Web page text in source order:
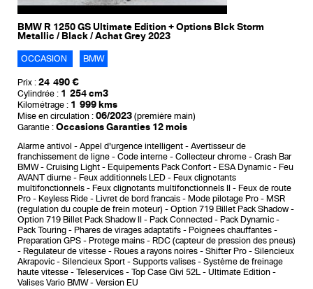
BMW R 1250 GS Ultimate Edition + Options Blck Storm
Metallic / Black / Achat Grey 2023
OCCASION BMW
Prix : 24 490 €
Cylindrée : 1 254 cm3
Kilométrage : 1 999 kms
Mise en circulation : 06/2023 (première main)
Garantie : Occasions Garanties 12 mois
Alarme antivol Appel d'urgence intelligent
Avertisseur de
franchissement de ligne
Code interne Collecteur chrome
Crash Bar
BMW
Cruising Light Equipements Pack Confort ESA Dynamic
Feu
AVANT diurne
Feux additionnels LED
Feux clignotants
multifonctionnels
Feux clignotants multifonctionnels II
Feux de route
Pro
Keyless Ride Livret de bord francais Mode pilotage Pro
MSR
(regulation du couple de frein moteur)
Option 719 Billet Pack Shadow
Option 719 Billet Pack Shadow II
Pack Connected
Pack Dynamic
Pack Touring
Phares de virages adaptatifs
Poignees chauffantes
Preparation GPS
Protege mains
RDC (capteur de pression des pneus)
Regulateur de vitesse
Roues a rayons noires Shifter Pro
Silencieux
Akrapovic
Silencieux Sport Supports valises
Système de freinage
haute vitesse
Teleservices Top Case Givi 52L
Ultimate Edition
Valises Vario BMW
Version EU